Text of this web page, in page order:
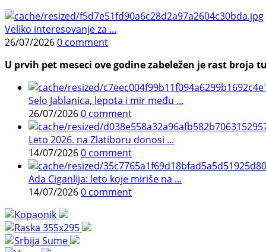
Veliko interesovanje za ...
26/07/20260 comment
U prvih pet meseci ove godine zabeležen je rast
Selo Jablanica, lepota i mir među ...
26/07/20260 comment
Leto 2026. na Zlatiboru donosi ...
14/07/20260 comment
Ada Ciganlija: leto koje miriše na ...
14/07/20260 comment